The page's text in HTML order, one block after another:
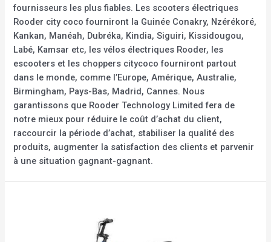
fournisseurs les plus fiables. Les scooters électriques
Rooder city coco fourniront la Guinée Conakry, Nzérékoré,
Kankan, Manéah, Dubréka, Kindia, Siguiri, Kissidougou,
Labé, Kamsar etc, les vélos électriques Rooder, les
escooters et les choppers citycoco fourniront partout
dans le monde, comme l’Europe, Amérique, Australie,
Birmingham, Pays-Bas, Madrid, Cannes. Nous
garantissons que Rooder Technology Limited fera de
notre mieux pour réduire le coût d’achat du client,
raccourcir la période d’achat, stabiliser la qualité des
produits, augmenter la satisfaction des clients et parvenir
à une situation gagnant-gagnant.